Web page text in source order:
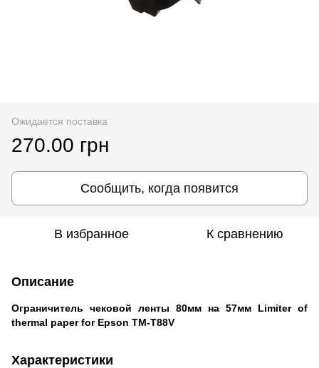
Ожидается поставка
270.00 грн
Сообщить, когда появится
В избранное К сравнению
Описание
Ограничитель чековой ленты 80мм на 57мм Limiter of
thermal paper for Epson TM-T88V
Характеристики